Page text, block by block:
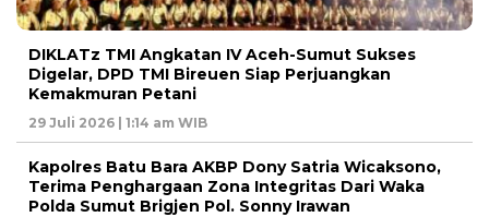
DIKLATz TMI Angkatan IV Aceh-Sumut Sukses
Digelar, DPD TMI Bireuen Siap Perjuangkan
Kemakmuran Petani
29 Juli 2026 | 1:14 am WIB
Kapolres Batu Bara AKBP Dony Satria Wicaksono,
Terima Penghargaan Zona Integritas Dari Waka
Polda Sumut Brigjen Pol. Sonny Irawan